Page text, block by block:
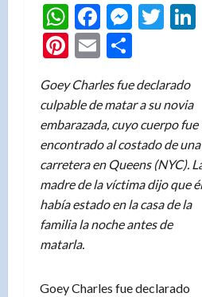
WhatsApp
Facebook
Pinterest
Email
Goey Charles fue declarado
culpable de matar a su novia
embarazada, cuyo cuerpo fue
encontrado al costado de una
carretera en Queens (NYC).
madre de la víctima dijo que él
había estado en la casa de la
familia la noche antes de
matarla.
Goey Charles fue declarado